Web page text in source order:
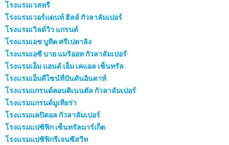
โรงแรมเวสทรี
โรงแรมเวอร์แดนท์ ฮิลล์ กัวลาลัมเปอร์
โรงแรมเวิลด์วิว แกรนด์
โรงแรมเอช บูทีค ศรีเปตาลิง
โรงแรมเอซี บาย แมริออท กัวลาลัมเปอร์
โรงแรมเอ็ม แอนด์ เอ็ม เคแอล เซ็นทรัล
โรงแรมเอ็มดีไซน์ที่ปันดันอินดาห์
โรงแรมแกรนด์คอนติเนนตัล กัวลาลัมเปอร์
โรงแรมแกรนด์มูเทียร่า
โรงแรมแคปิตอล กัวลาลัมเปอร์
โรงแรมแปซิฟิก เซ็นทรัลมาร์เก็ต
โรงแรมแปซิฟิกรีเจนซีสวีท